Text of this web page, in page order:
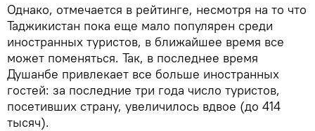
Однако, отмечается в рейтинге, несмотря на то что
Таджикистан пока еще мало популярен среди
иностранных туристов, в ближайшее время все
может поменяться. Так, в последнее время
Душанбе привлекает все больше иностранных
гостей: за последние три года число туристов,
посетивших страну, увеличилось вдвое (до 414
тысяч).